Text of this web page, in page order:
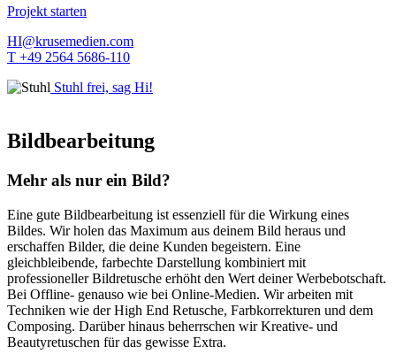
Projekt starten
HI@krusemedien.com
T +49 2564 5686-110
Stuhl frei, sag Hi!
Bildbearbeitung
Mehr als nur ein Bild?
Eine gute Bildbearbeitung ist essenziell für die Wirkung eines
Bildes. Wir holen das Maximum aus deinem Bild heraus und
erschaffen Bilder, die deine Kunden begeistern. Eine
gleichbleibende, farbechte Darstellung kombiniert mit
professioneller Bildretusche erhöht den Wert deiner Werbebotschaft.
Bei Offline- genauso wie bei Online-Medien. Wir arbeiten mit
Techniken wie der High End Retusche, Farbkorrekturen und dem
Composing. Darüber hinaus beherrschen wir Kreative- und
Beautyretuschen für das gewisse Extra.